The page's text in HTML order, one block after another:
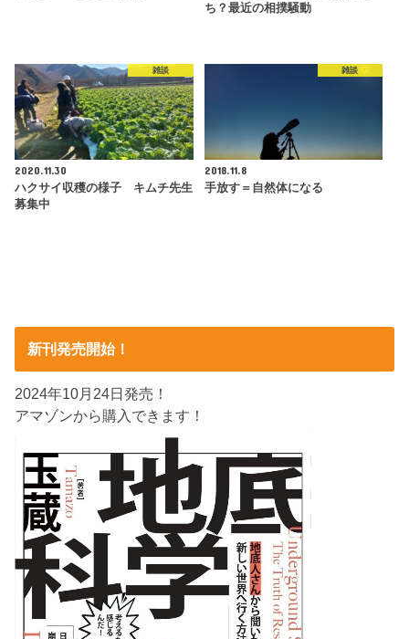
ち？最近の相撲騒動
雑談
2020.11.30
ハクサイ収穫の様子 キムチ先生
募集中
雑談
2018.11.8
手放す＝自然体になる
新刊発売開始！
2024年10月24日発売！
アマゾンから購入できます！